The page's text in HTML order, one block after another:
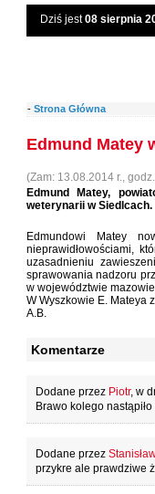
Dziś jest08 sierpnia
- Strona Główna
Edmund Matey
(Zam: 13.08.2014 r.,
Edmund Matey,
weterynarii w Siedlcach.
Edmundowi Matey
nieprawidłowościami,
uzasadnieniu
sprawowania nadzoru
w województwie
W Wyszkowie E. Mateya
A.B.
Komentarze
Dodane przez Piotr, w
Brawo kolego
Dodane przez Stanisław
przykre ale prawdziwe